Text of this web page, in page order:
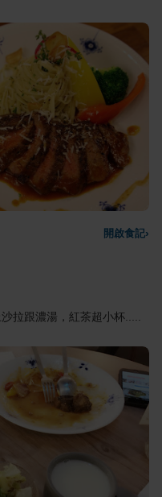
開啟食記›
拉跟濃湯，紅茶超小杯.....